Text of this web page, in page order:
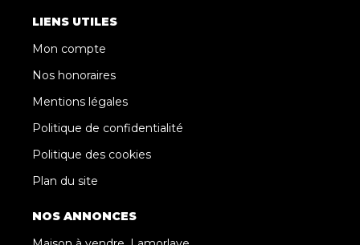
LIENS UTILES
Mon compte
Nos honoraires
Mentions légales
Politique de confidentialité
Politique des cookies
Plan du site
NOS ANNONCES